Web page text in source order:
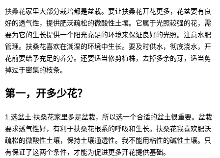
扶桑花家里大部分栽培都是盆栽。要让扶桑花开花更多，花盆要有良
好的透气性，提供肥沃疏松的微酸性土壤。它属于光照较强的花，需
要为它的生长提供一个阳光充足的环境来保证良好的光照。注意水肥
管理。扶桑花喜欢在潮湿的环境中生长。要及时供水，彻底浇水，开
花前要给予充足的养分。还要适当修剪植株，去掉多余的芽，适当剪
掉过于密集的枝条。
第一，开多少花？
1.选盆土:扶桑花家里多是盆栽，所以选一个合适的盆土很重要。盆栽
要求透气性好，有利于扶桑花根系的呼吸和生长。扶桑花我喜欢肥沃
疏松的微酸性土壤，保持土壤通透性。我不能用粘性的碱性土壤。只
有保证了这两个条件，才能为促进更多开花提供基础。